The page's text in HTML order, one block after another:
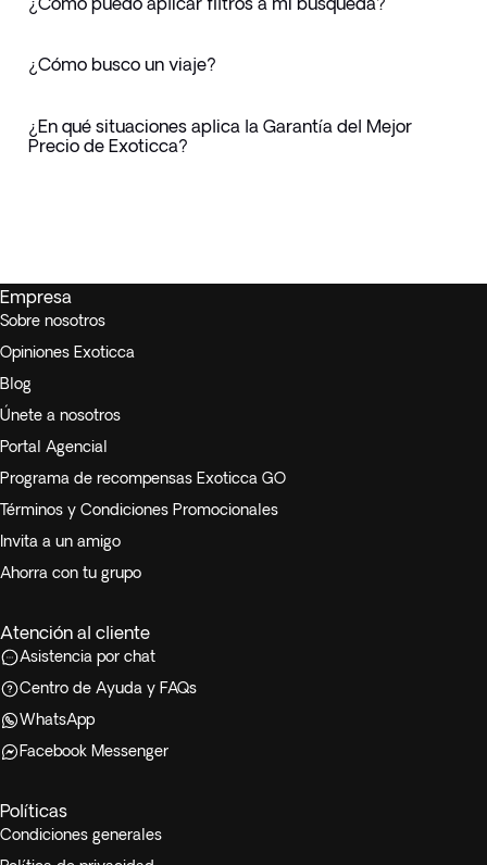
¿Cómo busco un viaje?
¿En qué situaciones aplica la Garantía del Mejor
Precio de Exoticca?